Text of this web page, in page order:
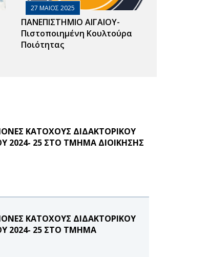
27 ΜΑΙΟΣ 2025
ΠΑΝΕΠΙΣΤΗΜΙΟ ΑΙΓΑΙΟΥ-
Πιστοποιημένη Κουλτούρα
Ποιότητας
ΚΑΤΟΧΟΥΣ ΔΙΔΑΚΤΟΡΙΚΟΥ
2024- 25 ΣΤΟ ΤΜΗΜΑ ΔΙΟΙΚΗΣΗΣ
ΚΑΤΟΧΟΥΣ ΔΙΔΑΚΤΟΡΙΚΟΥ
2024- 25 ΣΤΟ ΤΜΗΜΑ